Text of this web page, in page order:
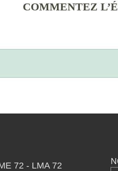
COMMENTEZ
72 - LMA 72